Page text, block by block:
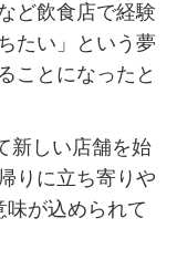
ど飲食店で経験
たい」という夢
ことになったと
新しい店舗を始
りに立ち寄りや
が込められて